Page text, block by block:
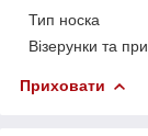
Тип носка
Візерунки та
Приховати